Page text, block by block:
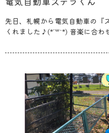
先日、札幌から電気自動車の『
くれました♪(*´꒳`*) 音楽に合